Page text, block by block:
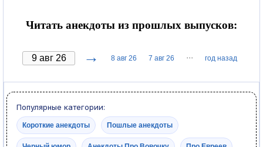
Читать анекдоты из прошлых выпусков:
→ 8 авг 26 7 авг 26 ··· год назад
Популярные категории:
Короткие анекдоты Пошлые анекдоты